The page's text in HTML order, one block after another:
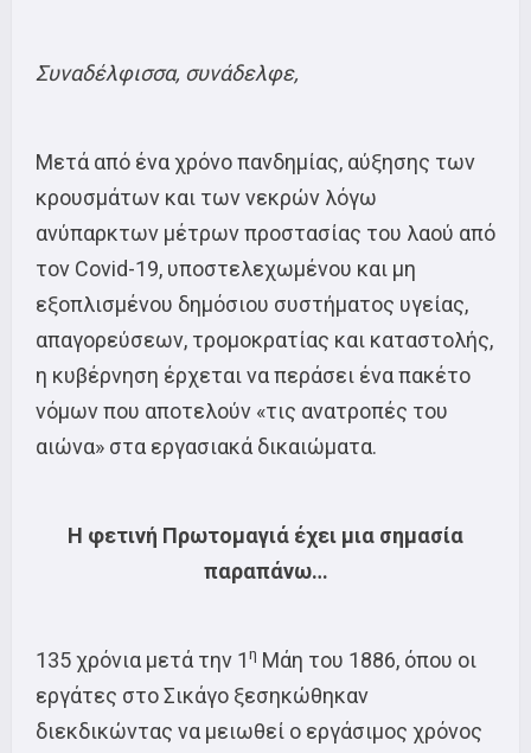
Συναδέλφισσα, συνάδελφε,
Μετά από ένα χρόνο πανδημίας, αύξησης των
κρουσμάτων και των νεκρών λόγω
ανύπαρκτων μέτρων προστασίας του λαού από
τον Covid-19, υποστελεχωμένου και μη
εξοπλισμένου δημόσιου συστήματος υγείας,
απαγορεύσεων, τρομοκρατίας και καταστολής,
η κυβέρνηση έρχεται να περάσει ένα πακέτο
νόμων που αποτελούν «τις ανατροπές του
αιώνα» στα εργασιακά δικαιώματα.
Η φετινή Πρωτομαγιά έχει μια σημασία
παραπάνω…
135 χρόνια μετά την 1η Μάη του 1886, όπου οι
εργάτες στο Σικάγο ξεσηκώθηκαν
διεκδικώντας να μειωθεί ο εργάσιμος χρόνος